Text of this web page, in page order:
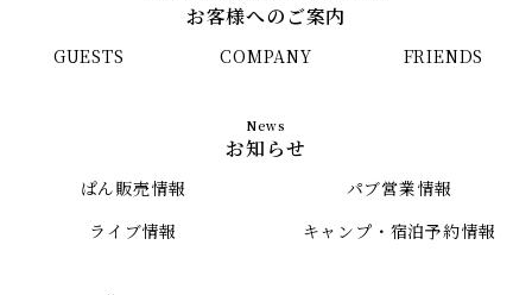
お客様へのご案内
GUESTS COMPANY FRIENDS
お知らせ
ぱん販売情報
パブ営業情報
ライブ情報
キャンプ・宿泊予約情報